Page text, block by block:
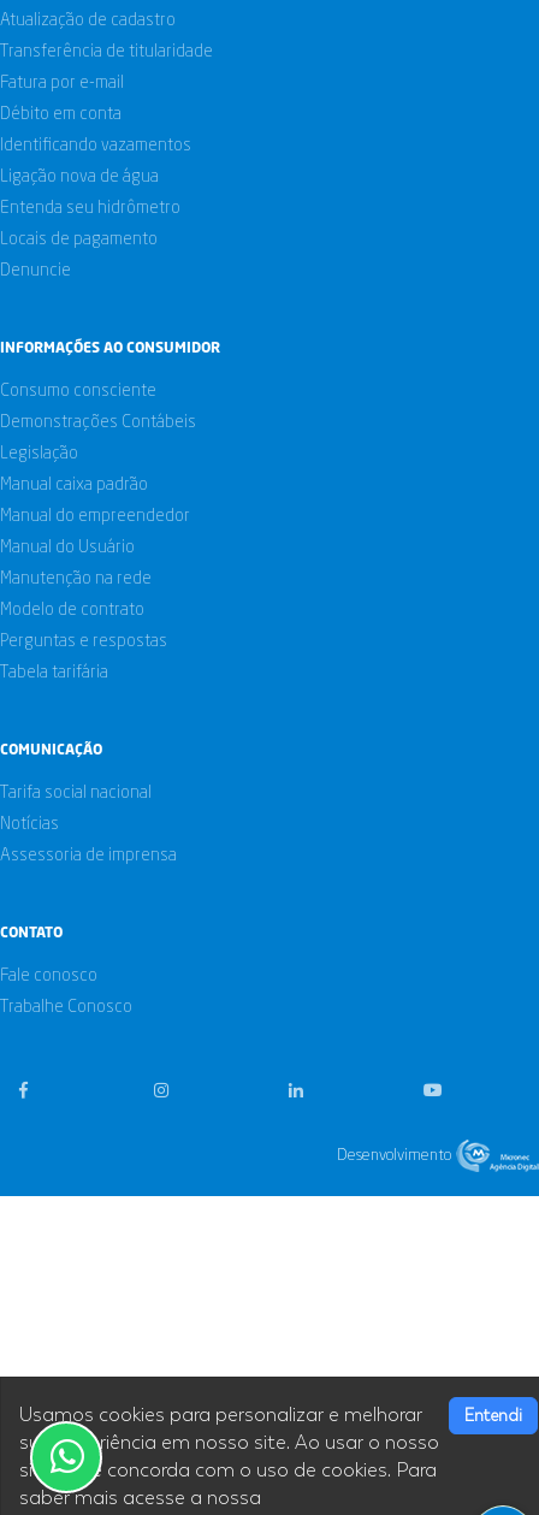
Atualização de cadastro
Transferência de titularidade
Fatura por e-mail
Débito em conta
Identificando vazamentos
Ligação nova de água
Entenda seu hidrômetro
Locais de pagamento
Denuncie
INFORMAÇÕES AO CONSUMIDOR
Consumo consciente
Demonstrações Contábeis
Legislação
Manual caixa padrão
Manual do empreendedor
Manual do Usuário
Manutenção na rede
Modelo de contrato
Perguntas e respostas
Tabela tarifária
COMUNICAÇÃO
Tarifa social nacional
Notícias
Assessoria de imprensa
CONTATO
Fale conosco
Trabalhe Conosco
Desenvolvimento
Usamos cookies para personalizar e melhorar
sua experiência em nosso site. Ao usar o nosso
site, você concorda com o uso de cookies. Para
saber mais acesse a nossa
Entendi